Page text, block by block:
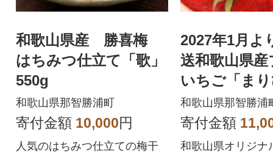
和歌山県産 勝喜梅
はちみつ仕立て「歌」
550g
和歌山県那智勝浦町
寄付金額 10,000円
人気のはちみつ仕立ての梅干
2027年1月よ
送和歌山県
いちご「ま
300g×2パッ
智勝浦町)
和歌山県那智勝浦
寄付金額
和歌山県オリジナ